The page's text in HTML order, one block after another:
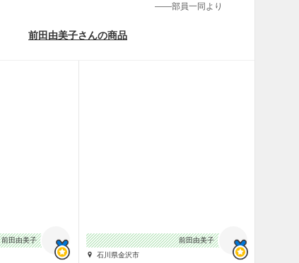
——部員一同より
前田由美子さんの商品
前田由美子
前田由美子
石川県金沢市